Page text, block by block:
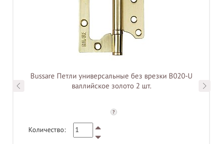
Bussare Петли универсальные без врезки B020-U
валлийское золото 2 шт.
?
Количество: